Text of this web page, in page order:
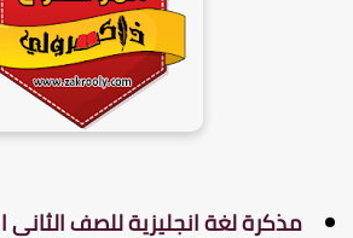
مذكرة لغة انجليزية للصف الثانى